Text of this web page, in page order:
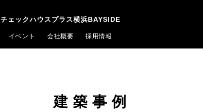
チェックハウスプラス横浜BAYSIDE
イベント 会社概要 採用情報
建築事例